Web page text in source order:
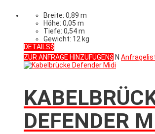
Breite: 0,89 m
Höhe: 0,05 m
Tiefe: 0,54 m
Gewicht: 12 kg
DETAILS
ZUR ANFRAGE HINZUFÜGEN
N
DEFENDER